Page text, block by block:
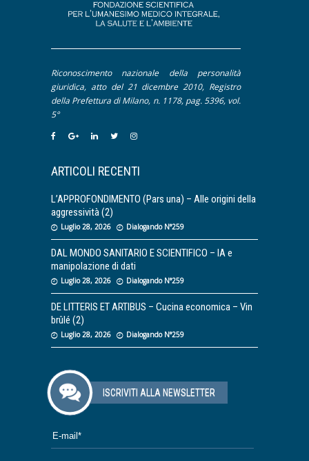
Editoriale
Pillole
Riconoscimento nazionale della personalità
giuridica, atto del 21 dicembre 2010, Registro
della Prefettura di Milano, n. 1178, pag. 5396, vol.
5°
ARTICOLI RECENTI
L’APPROFONDIMENTO (Pars una) – Alle origini della
aggressività (2)
Luglio 28, 2026 Dialogando N°259
DAL MONDO SANITARIO E SCIENTIFICO – IA e
manipolazione di dati
Luglio 28, 2026 Dialogando N°259
DE LITTERIS ET ARTIBUS – Cucina economica – Vin
brûlé (2)
Luglio 28, 2026 Dialogando N°259
ISCRIVITI ALLA NEWSLETTER